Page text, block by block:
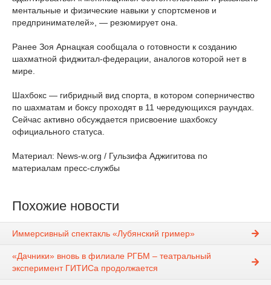
ментальные и физические навыки у спортсменов и
предпринимателей», — резюмирует она.
Ранее Зоя Арнацкая сообщала о готовности к созданию
шахматной фиджитал-федерации, аналогов которой нет в
мире.
Шахбокс — гибридный вид спорта, в котором соперничество
по шахматам и боксу проходят в 11 чередующихся раундах.
Сейчас активно обсуждается присвоение шахбоксу
официального статуса.
Материал: News-w.org / Гульзифа Аджигитова по
материалам пресс-службы
Похожие новости
Иммерсивный спектакль «Лубянский гример»
«Дачники» вновь в филиале РГБМ – театральный
эксперимент ГИТИСа продолжается